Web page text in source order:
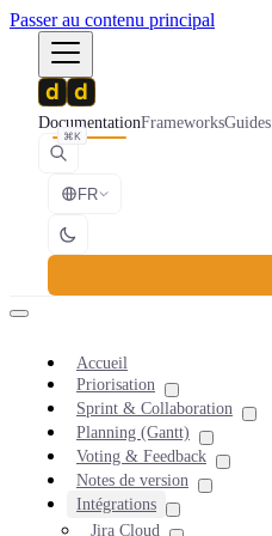
Passer au contenu principal
DocumentationFrameworksGuides
⌘K
FR
Accueil
Priorisation
Sprint & Collaboration
Planning (Gantt)
Voting & Feedback
Notes de version
Intégrations
Jira Cloud